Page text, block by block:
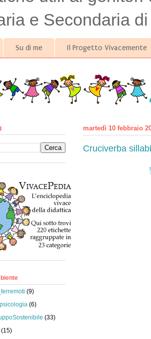
e Secondaria
Su di me Il Progetto Vivacemente
martedì 10 febbraio
Cruciverba
(9)
(6)
(33)
(15)